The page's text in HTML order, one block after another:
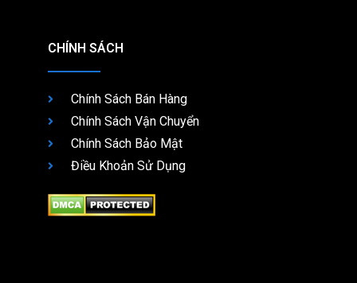
CHÍNH SÁCH
Chính Sách Bán Hàng
Chính Sách Vận Chuyển
Chính Sách Bảo Mật
Điều Khoản Sử Dụng